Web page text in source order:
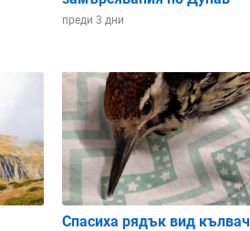
преди 3 дни
Спасиха рядък вид кълвач